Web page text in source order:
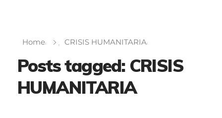
Home CRISIS HUMANITARIA
Posts tagged: CRISIS
HUMANITARIA